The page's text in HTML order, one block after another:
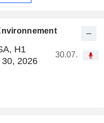
H1
2026
30.07.